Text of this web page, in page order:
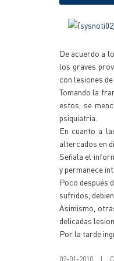
De acuerdo a
los graves
con lesiones
Tomando la
estos, se
psiquiatría.
En cuanto a
altercados en
Señala el
y permanece
Poco después
sufridos,
Asimismo,
delicadas
Por la tarde
02-01-2010 |